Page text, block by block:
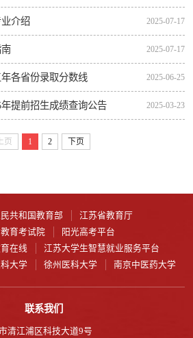
2025-07-17
介绍
2025-07-17
2025-06-25
各省份录取分数线
2025-03-23
提前招生成绩查询公告
页 1 2 下页
共和国教育部
江苏省教育厅
育考试院
阳光高考平台
在线
江苏大学生智慧就业服务平台
大学
徐州医科大学 南京中医药大学
联系我们
清江浦区科技大道9号